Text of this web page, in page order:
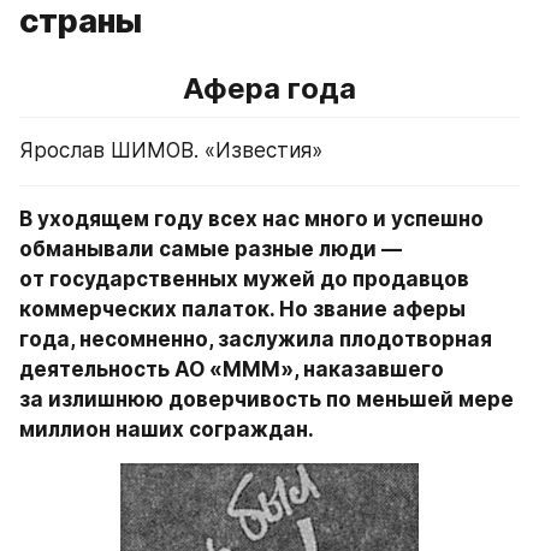
страны
Афера года
Ярослав ШИМОВ. «Известия»
В уходящем году всех нас много и успешно
обманывали самые разные люди —
от государственных мужей до продавцов
коммерческих палаток. Но звание аферы
года, несомненно, заслужила плодотворная
деятельность АО «МММ», наказавшего
за излишнюю доверчивость по меньшей мере
миллион наших сограждан.